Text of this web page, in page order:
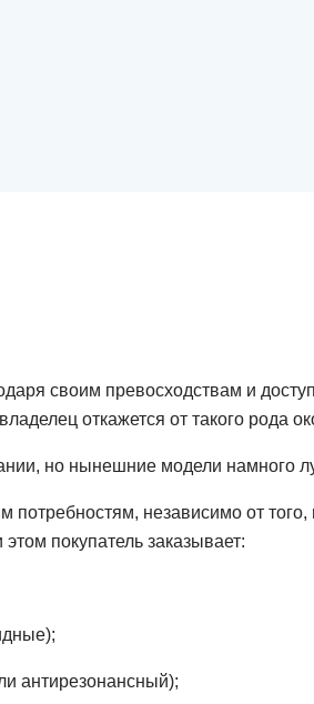
своим превосходствам и
откажется от такого рода
но нынешние модели намного
независимо от того,
покупатель заказывает:
антирезонансный);